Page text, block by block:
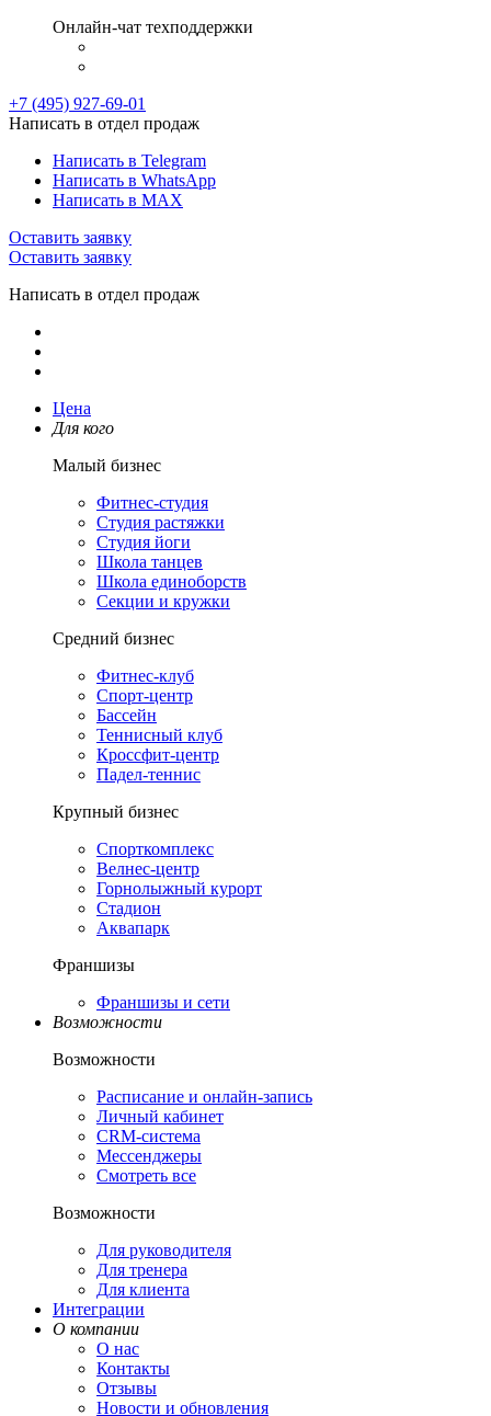
Онлайн-чат техподдержки
+7 (495) 927-69-01
Написать в отдел продаж
Написать в Telegram
Написать в WhatsApp
Написать в MAX
Оставить заявку
Оставить заявку
Написать в отдел продаж
Цена
Для кого
Малый бизнес
Фитнес-студия
Студия растяжки
Студия йоги
Школа танцев
Школа единоборств
Секции и кружки
Средний бизнес
Фитнес-клуб
Спорт-центр
Бассейн
Теннисный клуб
Кроссфит-центр
Падел-теннис
Крупный бизнес
Спорткомплекс
Велнес-центр
Горнолыжный курорт
Стадион
Аквапарк
Франшизы
Франшизы и сети
Возможности
Возможности
Расписание и онлайн-запись
Личный кабинет
CRM-система
Мессенджеры
Смотреть все
Возможности
Для руководителя
Для тренера
Для клиента
Интеграции
О компании
О нас
Контакты
Отзывы
Новости и обновления